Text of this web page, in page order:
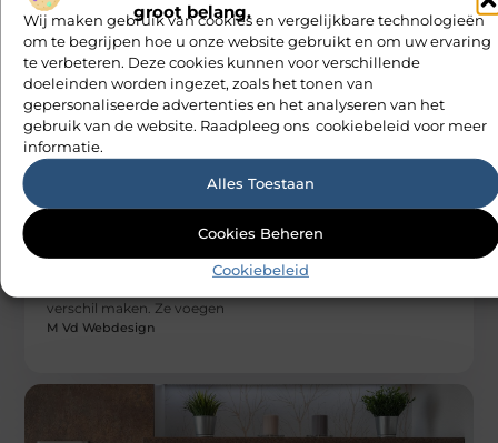
groot belang.
Wij maken gebruik van cookies en vergelijkbare technologieën
om te begrijpen hoe u onze website gebruikt en om uw ervaring
te verbeteren. Deze cookies kunnen voor verschillende
doeleinden worden ingezet, zoals het tonen van
gepersonaliseerde advertenties en het analyseren van het
gebruik van de website. Raadpleeg ons cookiebeleid voor meer
informatie.
Alles Toestaan
Cookies Beheren
Cookiebeleid
laadzone en dat een volle lift telkens moet
M Vd Webdesign
Of je nu een verjaardagsfeestje, een geboorte of een
verschil maken. Ze voegen
M Vd Webdesign